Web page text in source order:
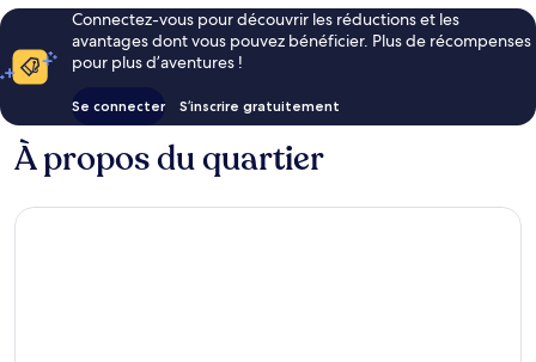
Connectez-vous pour découvrir les réductions et les
avantages dont vous pouvez bénéficier. Plus de récompenses
pour plus d’aventures !
Se connecter S’inscrire gratuitement
À propos du quartier